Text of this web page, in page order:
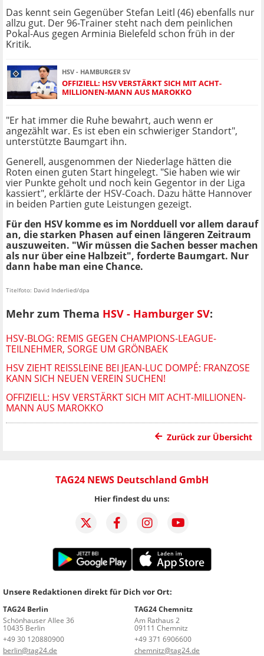
Das kennt sein Gegenüber Stefan Leitl (46) ebenfalls nur
allzu gut. Der 96-Trainer steht nach dem peinlichen
Pokal-Aus gegen Arminia Bielefeld schon früh in der
Kritik.
HSV - HAMBURGER SV
OFFIZIELL: HSV VERSTÄRKT SICH MIT ACHT-
MILLIONEN-MANN AUS MAROKKO
"Er hat immer die Ruhe bewahrt, auch wenn er
angezählt war. Es ist eben ein schwieriger Standort",
unterstützte Baumgart ihn.
Generell, ausgenommen der Niederlage hätten die
Roten einen guten Start hingelegt. "Sie haben wie wir
vier Punkte geholt und noch kein Gegentor in der Liga
kassiert", erklärte der HSV-Coach. Dazu hätte Hannover
in beiden Partien gute Leistungen gezeigt.
Für den HSV komme es im Nordduell vor allem darauf
an, die starken Phasen auf einen längeren Zeitraum
auszuweiten. "Wir müssen die Sachen besser machen
als nur über eine Halbzeit", forderte Baumgart. Nur
dann habe man eine Chance.
Titelfoto: David Inderlied/dpa
Mehr zum Thema HSV - Hamburger SV:
HSV-BLOG: REMIS GEGEN CHAMPIONS-LEAGUE-
TEILNEHMER, SORGE UM GRÖNBAEK
HSV ZIEHT REISSLEINE BEI JEAN-LUC DOMPÉ: FRANZOSE K
ANN SICH NEUEN VEREIN SUCHEN!
OFFIZIELL: HSV VERSTÄRKT SICH MIT ACHT-MILLIONEN-
MANN AUS MAROKKO
Zurück zur Übersicht
TAG24 NEWS Deutschland GmbH
Hier findest du uns:
Unsere Redaktionen direkt für Dich vor Ort:
TAG24 Berlin
Schönhauser Allee 36
10435 Berlin
+49 30 120880900
berlin@tag24.de
TAG24 Chemnitz
Am Rathaus 2
09111 Chemnitz
+49 371 6906600
chemnitz@tag24.de